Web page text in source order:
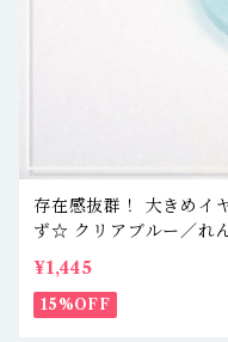
存在感抜群！ 大きめイ
ず☆ クリアブルー／れ
¥1,445
15%OFF